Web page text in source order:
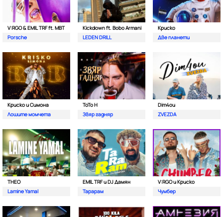
V:RGO & EMIL TRF ft. MBT
Porsche
Kickdown ft. Bobo Armani
LEDEN DRILL
Криско
Две планети
Криско и Симона
Лошите момчета
ToTo H
Звяр гадняр
Dim4ou
ZVEZDA
THEO
Lamine Yamal
EMIL TRF и DJ Дамян
Тарарам
V:RGO и Криско
Чумбер